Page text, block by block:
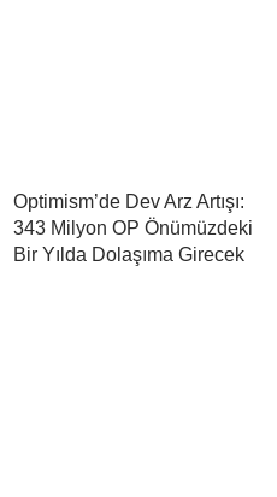
Optimism’de Dev Arz Artışı:
343 Milyon OP Önümüzdeki
Bir Yılda Dolaşıma Girecek